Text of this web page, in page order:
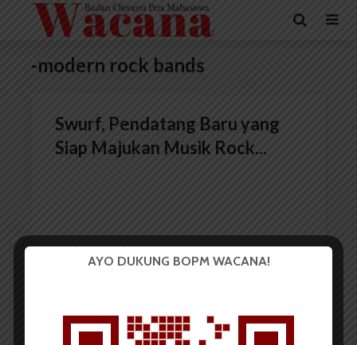
-modern rock bands
Swurf, Pendatang Baru yang
Siap Majukan Musik Rock...
AYO DUKUNG BOPM WACANA!